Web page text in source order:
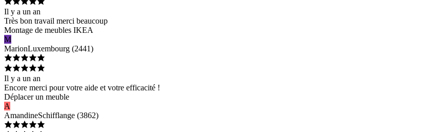
Il y a un an
Très bon travail merci beaucoup
Montage de meubles IKEA
M
MarionLuxembourg (2441)
Il y a un an
Encore merci pour votre aide et votre efficacité !
Déplacer un meuble
A
AmandineSchifflange (3862)